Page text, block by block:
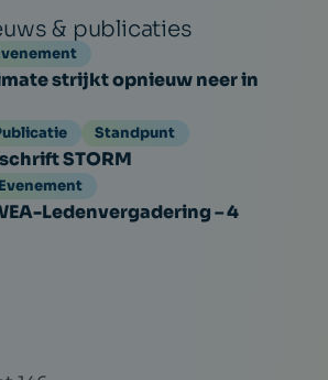
& publicaties
strijkt opnieuw neer in
Standpunt
STORM
Evenement
Ledenvergadering – 4